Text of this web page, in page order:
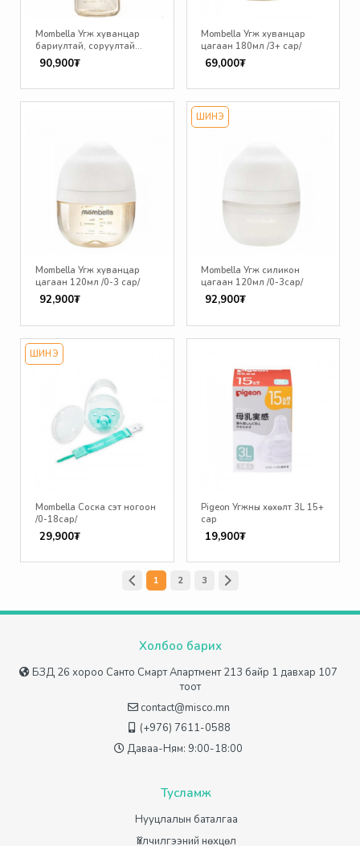
Mombella Угж хуванцар
бариултай, соруултай
цагаан /6+ сар/
90,900₮
Mombella Угж хуванцар
цагаан 180мл /3+ сар/
69,000₮
Mombella Угж хуванцар
цагаан 120мл /0-3 сар/
92,900₮
ШИНЭ
Mombella Угж силикон
цагаан 120мл /0-3сар/
92,900₮
ШИНЭ
Mombella Соска сэт ногоон
/0-18сар/
29,900₮
Pigeon Угжны хөхөлт 3L 15+
сар
19,900₮
1 2 3
Холбоо барих
БЗД 26 хороо Санто Смарт Апартмент 213 байр 1 давхар 107
тоот
contact@misco.mn
(+976) 7611-0588
Даваа-Ням: 9:00-18:00
Тусламж
Нууцлалын баталгаа
Үйлчилгээний нөхцөл